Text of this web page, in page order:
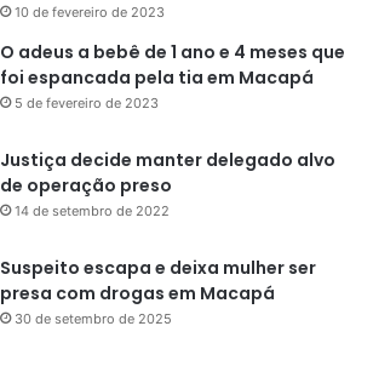
10 de fevereiro de 2023
O adeus a bebê de 1 ano e 4 meses que
foi espancada pela tia em Macapá
5 de fevereiro de 2023
Justiça decide manter delegado alvo
de operação preso
14 de setembro de 2022
Suspeito escapa e deixa mulher ser
presa com drogas em Macapá
30 de setembro de 2025